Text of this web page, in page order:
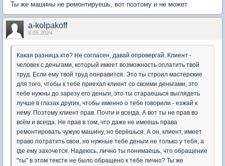
Ты же машины не ремонтируешь, вот поэтому и не может.
a-kolpakoff
8.05.2024
Какая разница кто? Не согласен, давай опровергай. Клиент -
человек с деньгами, который имеет возможность оплатить твой
труд. Если ему твой труд понравится. Это ты строил мастерские
для того, чтобы к тебе приехал клиент со своими деньгами, это
тебе нужны до зарезу его деньги, это ты стараешься выглядеть
лучше в глазах других, чтобы именно о тебе говорили - езжай к
нему. Поэтому клиент прав. Почти и всегда. А вот ты не прав во
всём и всегда. Не прав в том, что даже не имеешь права
ремонтировать чужую машину, но берёшься. А он, клиент, имеет
право потратить свои, но нужные тебе деньги не только у тебя, а
где ему захочется. Надеюсь, лично ты понимаешь, что обращение
"ты" в этом тексте не было обращено к тебе лично? Ты же